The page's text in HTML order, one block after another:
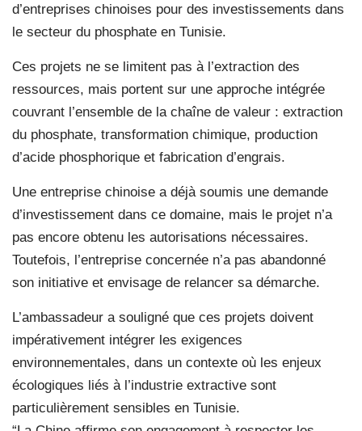
d’entreprises chinoises pour des investissements dans
le secteur du phosphate en Tunisie.
Ces projets ne se limitent pas à l’extraction des
ressources, mais portent sur une approche intégrée
couvrant l’ensemble de la chaîne de valeur : extraction
du phosphate, transformation chimique, production
d’acide phosphorique et fabrication d’engrais.
Une entreprise chinoise a déjà soumis une demande
d’investissement dans ce domaine, mais le projet n’a
pas encore obtenu les autorisations nécessaires.
Toutefois, l’entreprise concernée n’a pas abandonné
son initiative et envisage de relancer sa démarche.
L’ambassadeur a souligné que ces projets doivent
impérativement intégrer les exigences
environnementales, dans un contexte où les enjeux
écologiques liés à l’industrie extractive sont
particulièrement sensibles en Tunisie.